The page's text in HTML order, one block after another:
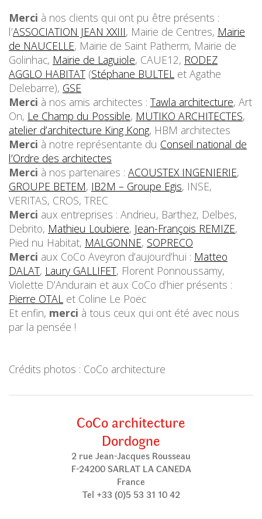
Merci à nos clients qui ont pu être présents :
l’ASSOCIATION JEAN XXIII, Mairie de Centres, Mairie
de NAUCELLE, Mairie de Saint Patherm, Mairie de
Golinhac, Mairie de Laguiole, CAUE12, RODEZ
AGGLO HABITAT (Stéphane BULTEL et Agathe
Delebarre), GSE
Merci à nos amis architectes : Tawla architecture, Art
On, Le Champ du Possible, MUTIKO ARCHITECTES,
atelier d’architecture King Kong, HBM architectes
Merci à notre représentante du Conseil national de
l’Ordre des architectes
Merci à nos partenaires : ACOUSTEX INGENIERIE,
GROUPE BETEM, IB2M – Groupe Egis, INSE,
VERITAS, CROS, TREC
Merci aux entreprises : Andrieu, Barthez, Delbes,
Debrito, Mathieu Loubiere, Jean-François REMIZE,
Pied nu Habitat, MALGONNE, SOPRECO
Merci aux CoCo Aveyron d’aujourd’hui : Matteo
DALAT, Laury GALLIFET, Florent Ponnoussamy,
Violette D’Andurain et aux CoCo d’hier présents :
Pierre OTAL et Coline Le Poëc
Et enfin, merci à tous ceux qui ont été avec nous
par la pensée !
Crédits photos : CoCo architecture
CoCo architecture
Dordogne
2 rue Jean-Jacques Rousseau
F-24200 SARLAT LA CANEDA
France
Tel +33 (0)5 53 31 10 42